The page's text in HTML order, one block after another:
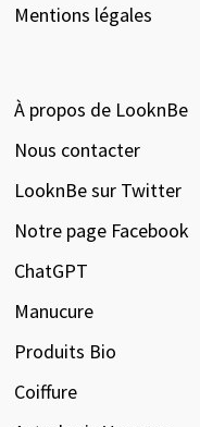
Mentions légales
À propos de LooknBe
Nous contacter
LooknBe sur Twitter
Notre page Facebook
ChatGPT
Manucure
Produits Bio
Coiffure